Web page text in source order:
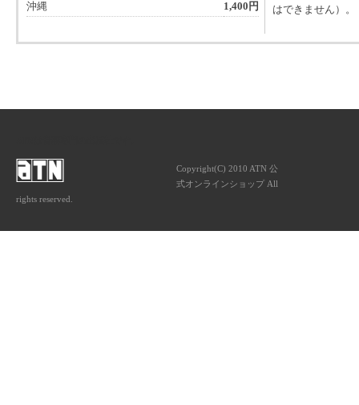
沖縄
1,400円
はできません）。
Copyright(C) 2010 ATN 公
式オンラインショップ All
rights reserved.